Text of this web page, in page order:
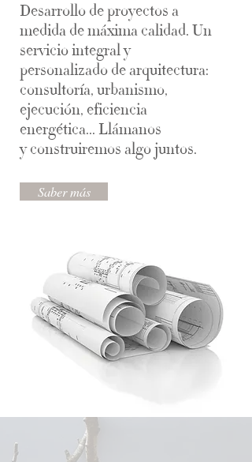
Desarrollo de proyectos a
medida de máxima calidad. Un
servicio integral y
personalizado de arquitectura:
consultoría, urbanismo,
ejecución, eficiencia
energética... Llámanos
y construiremos algo juntos.
Saber más